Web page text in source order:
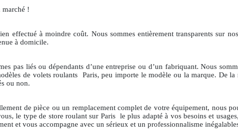
marché !
effectué à moindre coût. Nous sommes entièrement transparents sur
à domicile.
pas liés ou dépendants d’une entreprise ou d’un fabriquant. Nous
de volets roulants
Paris, peu importe le modèle ou la marque. De la
ou non.
de pièce ou un remplacement complet de votre équipement, nous
le type de store roulant sur Paris le plus adapté à vos besoins et
et vous accompagne avec un sérieux et un professionnalisme